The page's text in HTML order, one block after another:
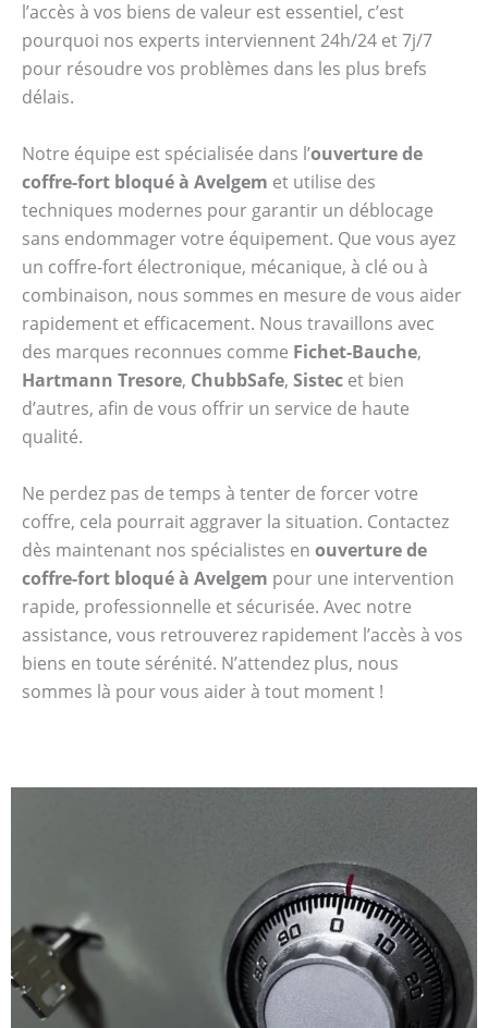
l’accès à vos biens de valeur est essentiel, c’est
pourquoi nos experts interviennent 24h/24 et 7j/7
pour résoudre vos problèmes dans les plus brefs
délais.
Notre équipe est spécialisée dans l’ouverture de
coffre-fort bloqué à Avelgem et utilise des
techniques modernes pour garantir un déblocage
sans endommager votre équipement. Que vous ayez
un coffre-fort électronique, mécanique, à clé ou à
combinaison, nous sommes en mesure de vous aider
rapidement et efficacement. Nous travaillons avec
des marques reconnues comme Fichet-Bauche,
Hartmann Tresore, ChubbSafe, Sistec et bien
d’autres, afin de vous offrir un service de haute
qualité.
Ne perdez pas de temps à tenter de forcer votre
coffre, cela pourrait aggraver la situation. Contactez
dès maintenant nos spécialistes en ouverture de
coffre-fort bloqué à Avelgem pour une intervention
rapide, professionnelle et sécurisée. Avec notre
assistance, vous retrouverez rapidement l’accès à vos
biens en toute sérénité. N’attendez plus, nous
sommes là pour vous aider à tout moment !